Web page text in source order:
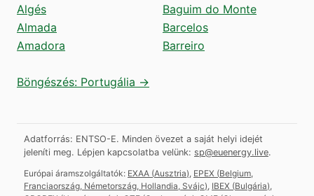
Algés
Almada
Amadora
Baguim do Monte
Barcelos
Barreiro
Böngészés: Portugália →
Adatforrás: ENTSO-E. Minden övezet a saját helyi idejét
jeleníti meg. Lépjen kapcsolatba velünk: sp@euenergy.live.
Európai áramszolgáltatók: EXAA (Ausztria) EPEX (Belgium,
Franciaország, Németország, Hollandia, Svájc) IBEX (Bulgária)